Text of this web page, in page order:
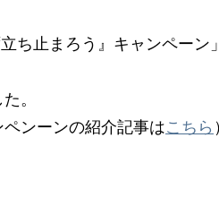
ち止まろう』キャンペーン
。
ンーンの紹介記事はこちら